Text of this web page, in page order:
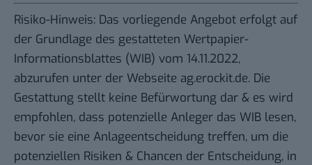
Risiko-Hinweis: Das vorliegende Angebot erfolgt auf
der Grundlage des gestatteten Wertpapier-
Informationsblattes (WIB) vom 14.11.2022,
abzurufen unter der Webseite ag.erockit.de. Die
Gestattung stellt keine Befürwortung dar & es wird
empfohlen, dass potenzielle Anleger das WIB lesen,
bevor sie eine Anlageentscheidung treffen, um die
potenziellen Risiken & Chancen der Entscheidung, in